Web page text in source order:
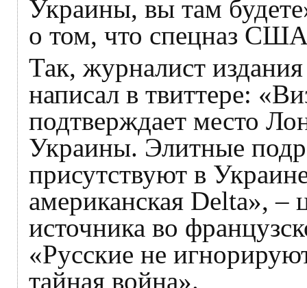
Украины, вы там
о том, что спецназ
Так, журналист
написал в твиттере:
подтверждает место
Украины. Элитные
присутствуют в
американская Delta», –
источника во
«Русские не
тайная война».